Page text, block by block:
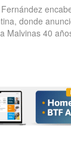
donde
Malvinas 40